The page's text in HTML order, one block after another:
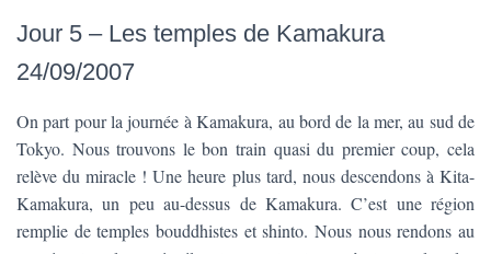
Jour 5 – Les temples de Kamakura
24/09/2007
On part pour la journée à Kamakura, au bord de la mer, au sud de
Tokyo. Nous trouvons le bon train quasi du premier coup, cela
relève du miracle ! Une heure plus tard, nous descendons à Kita-
Kamakura, un peu au-dessus de Kamakura. C’est une région
remplie de temples bouddhistes et shinto. Nous nous rendons au